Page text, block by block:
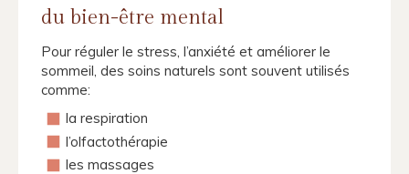
du bien-être mental
Pour réguler le stress, l’anxiété et améliorer le
sommeil, des soins naturels sont souvent utilisés
comme:
la respiration
l’olfactothérapie
les massages